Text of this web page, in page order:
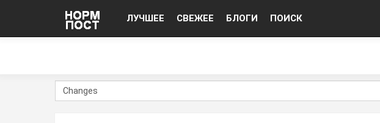
ЛУЧШЕЕ СВЕЖЕЕ БЛОГИ ПОИСК